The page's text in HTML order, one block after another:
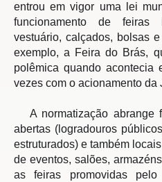
entrou em vigor uma lei
funcionamento de feiras
vestuário, calçados, bolsas
exemplo, a Feira do Brás,
polêmica quando acontecia
vezes com o acionamento da
abertas (logradouros
estruturados) e também
de eventos, salões,
as feiras promovidas